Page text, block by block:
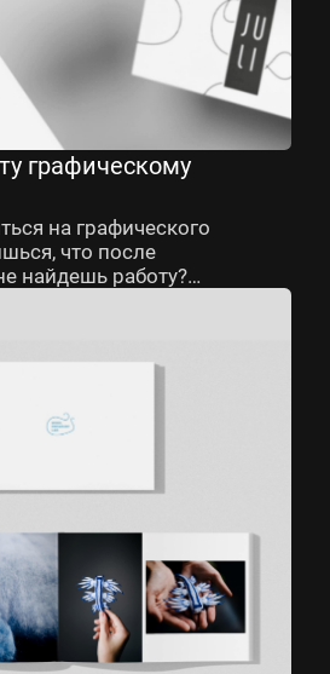
графическому
на графического
что после
найдешь работу?
страхи в сторону
кто создает
макеты сайтов,
ты видишь
ты понимаешь,